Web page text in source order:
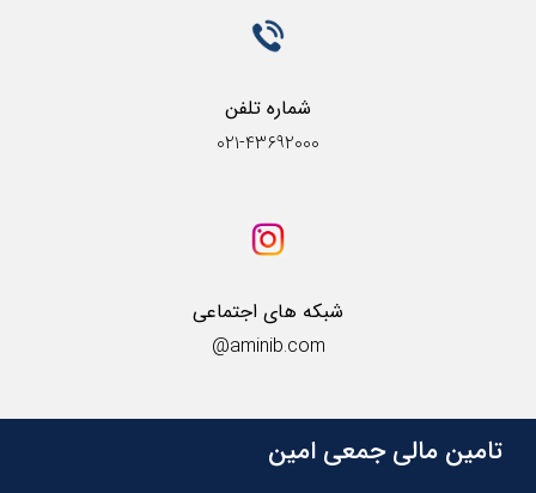
شماره تلفن
۰۲۱-۴۳۶۹۲۰۰۰
شبکه های اجتماعی
@aminib.com
تامین مالی جمعی امین